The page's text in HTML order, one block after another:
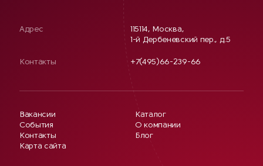
Адрес
115114, Москва,
1-й Дербеневский пер., д.5
Контакты +7(495)66-239-66
Вакансии
События
Контакты
Карта сайта
Каталог
О компании
Блог